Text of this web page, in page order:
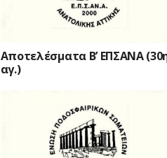
Αποτελέσματα Β’ ΕΠΣΑΝΑ
αγ.)